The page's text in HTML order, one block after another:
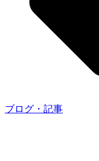
ブログ・記事